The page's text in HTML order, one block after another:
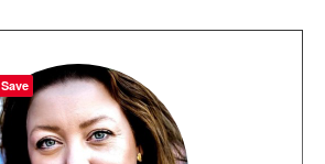
Save